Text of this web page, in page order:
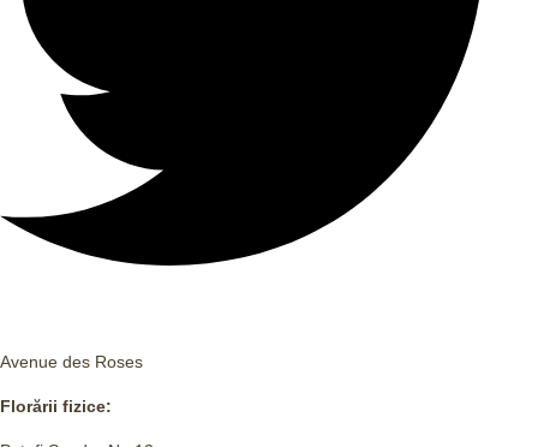
Avenue des Roses
Florării fizice: